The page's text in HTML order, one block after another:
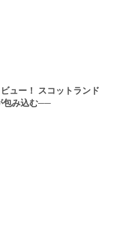
ュー！ スコットランド
包み込む──